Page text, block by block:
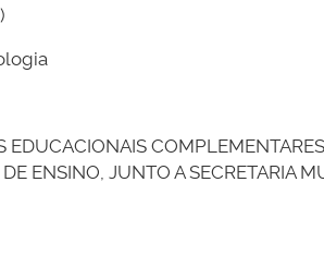
ENSINO, JUNTO A SECRETARIA